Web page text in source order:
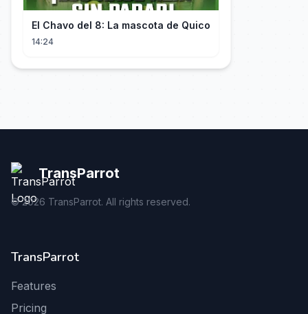
El Chavo del 8: La mascota de Quico
14:24
TransParrot
©2026 TransParrot. All rights reserved.
TransParrot
Features
Pricing